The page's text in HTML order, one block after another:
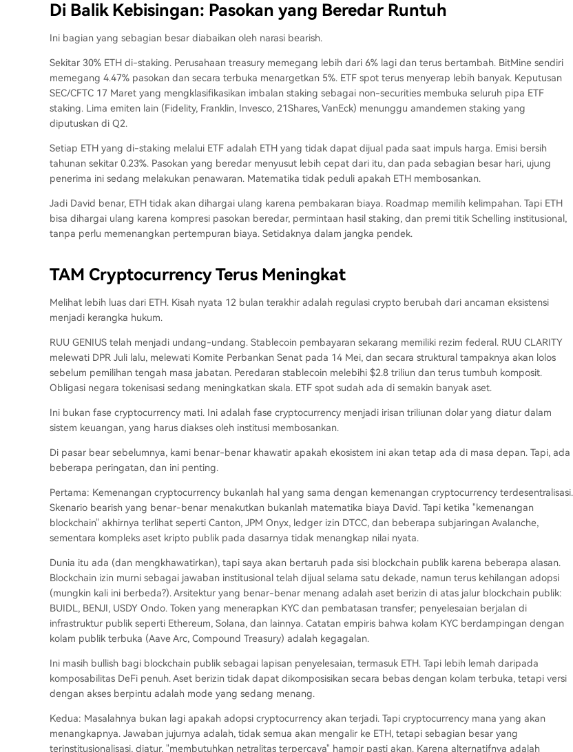
Di Balik Kebisingan: Pasokan yang Beredar Runtuh
Ini bagian yang sebagian besar diabaikan oleh narasi bearish.
Sekitar 30% ETH di-staking. Perusahaan treasury memegang lebih dari 6% lagi dan terus bertambah. BitMine sendiri
memegang 4.47% pasokan dan secara terbuka menargetkan 5%. ETF spot terus menyerap lebih banyak. Keputusan
SEC/CFTC 17 Maret yang mengklasifikasikan imbalan staking sebagai non-securities membuka seluruh pipa ETF
staking. Lima emiten lain (Fidelity, Franklin, Invesco, 21Shares, VanEck) menunggu amandemen staking yang
diputuskan di Q2.
Setiap ETH yang di-staking melalui ETF adalah ETH yang tidak dapat dijual pada saat impuls harga. Emisi bersih
tahunan sekitar 0.23%. Pasokan yang beredar menyusut lebih cepat dari itu, dan pada sebagian besar hari, ujung
penerima ini sedang melakukan penawaran. Matematika tidak peduli apakah ETH membosankan.
Jadi David benar, ETH tidak akan dihargai ulang karena pembakaran biaya. Roadmap memilih kelimpahan. Tapi ETH
bisa dihargai ulang karena kompresi pasokan beredar, permintaan hasil staking, dan premi titik Schelling institusional,
tanpa perlu memenangkan pertempuran biaya. Setidaknya dalam jangka pendek.
TAM Cryptocurrency Terus Meningkat
Melihat lebih luas dari ETH. Kisah nyata 12 bulan terakhir adalah regulasi crypto berubah dari ancaman eksistensi
menjadi kerangka hukum.
RUU GENIUS telah menjadi undang-undang. Stablecoin pembayaran sekarang memiliki rezim federal. RUU CLARITY
melewati DPR Juli lalu, melewati Komite Perbankan Senat pada 14 Mei, dan secara struktural tampaknya akan lolos
sebelum pemilihan tengah masa jabatan. Peredaran stablecoin melebihi $2.8 triliun dan terus tumbuh komposit.
Obligasi negara tokenisasi sedang meningkatkan skala. ETF spot sudah ada di semakin banyak aset.
Ini bukan fase cryptocurrency mati. Ini adalah fase cryptocurrency menjadi irisan triliunan dolar yang diatur dalam
sistem keuangan, yang harus diakses oleh institusi membosankan.
Di pasar bear sebelumnya, kami benar-benar khawatir apakah ekosistem ini akan tetap ada di masa depan. Tapi, ada
beberapa peringatan, dan ini penting.
Pertama: Kemenangan cryptocurrency bukanlah hal yang sama dengan kemenangan cryptocurrency terdesentralisasi.
Skenario bearish yang benar-benar menakutkan bukanlah matematika biaya David. Tapi ketika "kemenangan
blockchain" akhirnya terlihat seperti Canton, JPM Onyx, ledger izin DTCC, dan beberapa subjaringan Avalanche,
sementara kompleks aset kripto publik pada dasarnya tidak menangkap nilai nyata.
Dunia itu ada (dan mengkhawatirkan), tapi saya akan bertaruh pada sisi blockchain publik karena beberapa alasan.
Blockchain izin murni sebagai jawaban institusional telah dijual selama satu dekade, namun terus kehilangan adopsi
(mungkin kali ini berbeda?). Arsitektur yang benar-benar menang adalah aset berizin di atas jalur blockchain publik:
BUIDL, BENJI, USDY Ondo. Token yang menerapkan KYC dan pembatasan transfer; penyelesaian berjalan di
infrastruktur publik seperti Ethereum, Solana, dan lainnya. Catatan empiris bahwa kolam KYC berdampingan dengan
kolam publik terbuka (Aave Arc, Compound Treasury) adalah kegagalan.
Ini masih bullish bagi blockchain publik sebagai lapisan penyelesaian, termasuk ETH. Tapi lebih lemah daripada
komposabilitas DeFi penuh. Aset berizin tidak dapat dikomposisikan secara bebas dengan kolam terbuka, tetapi versi
dengan akses berpintu adalah mode yang sedang menang.
Kedua: Masalahnya bukan lagi apakah adopsi cryptocurrency akan terjadi. Tapi cryptocurrency mana yang akan
menangkapnya. Jawaban jujurnya adalah, tidak semua akan mengalir ke ETH, tetapi sebagian besar yang
terinstitusionalisasi, diatur, "membutuhkan netralitas terpercaya" hampir pasti akan. Karena alternatifnya adalah